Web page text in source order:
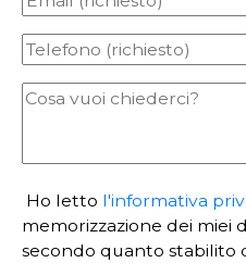
Ho letto l'informativa
memorizzazione dei miei
secondo quanto stabilito